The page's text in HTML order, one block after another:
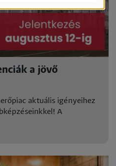
a jövő
aktuális igényeihez
A